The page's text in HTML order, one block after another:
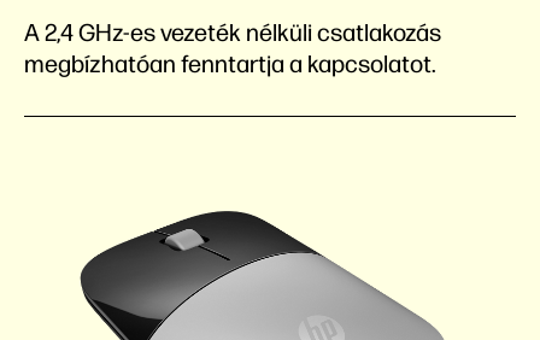
A 2,4 GHz-es vezeték nélküli csatlakozás
megbízhatóan fenntartja a kapcsolatot.